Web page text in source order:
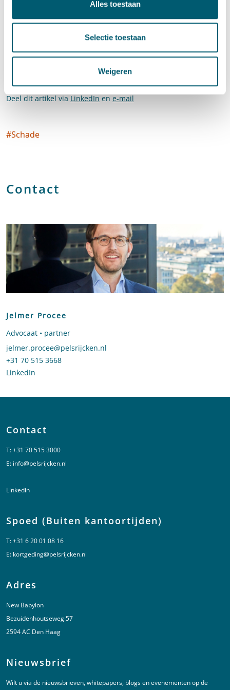
Alles toestaan
Selectie toestaan
Weigeren
dit een efficiënte aanpak van de Afdeling.
ABRvS 21 september 2022,ECLI:NL:RVS:2022:2742
Deze publicatie maakte onderdeel uit van de nieuwsbrief
bestuursrechtelijke schadevergoeding november 2022.
Deel dit artikel via LinkedIn en e-mail
Social tags
#Schade
Contact
Jelmer Procee
Advocaat • partner
Stuur een e-mail naar Jelmer Procee
jelmer.procee@pelsrijcken.nl
Bel naar Jelmer Procee
+31 70 515 3668
LinkedIn
Contact
T:+31 70 515 3000
E: info@pelsrijcken.nl
Linkedin
Spoed (Buiten kantoortijden)
T:+31 6 20 01 08 16
E: kortgeding@pelsrijcken.nl
Adres
New Babylon
Bezuidenhoutseweg 57
2594 AC Den Haag
Nieuwsbrief
Wilt u via de nieuwsbrieven, whitepapers, blogs en evenementen op de